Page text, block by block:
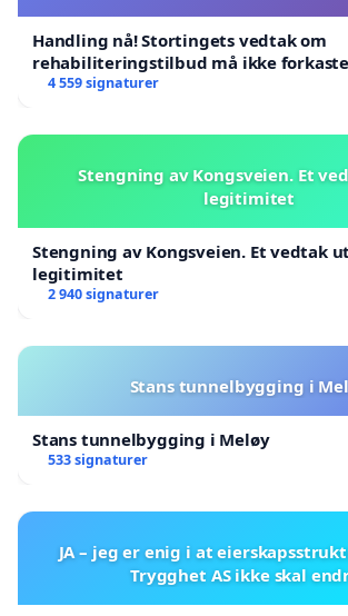
Handling nå! Stortingets vedtak om
rehabiliteringstilbud må ikke
4 559 signaturer
Stengning av Kongsveien. Et
legitimitet
Stengning av Kongsveien. Et vedtak
legitimitet
2 940 signaturer
Stans tunnelbygging i
Stans tunnelbygging i Meløy
533 signaturer
JA – jeg er enig i at
Trygghet AS ikke skal